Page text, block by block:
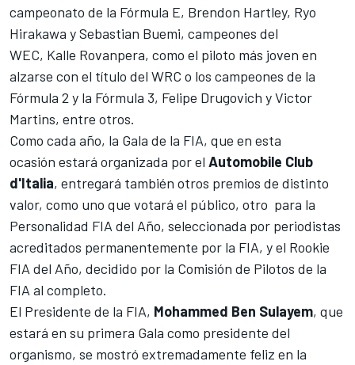
campeonato de la Fórmula E, Brendon Hartley, Ryo
Hirakawa y Sebastian Buemi, campeones del
WEC, Kalle Rovanpera, como el piloto más joven en
alzarse con el título del WRC o los campeones de la
Fórmula 2 y la Fórmula 3, Felipe Drugovich y Victor
Martins, entre otros.
Como cada año, la Gala de la FIA, que en esta
ocasión estará organizada por el Automobile Club
d'Italia, entregará también otros premios de distinto
valor, como uno que votará el público, otro para la
Personalidad FIA del Año, seleccionada por periodistas
acreditados permanentemente por la FIA, y el Rookie
FIA del Año, decidido por la Comisión de Pilotos de la
FIA al completo.
El Presidente de la FIA, Mohammed Ben Sulayem, que
estará en su primera Gala como presidente del
organismo, se mostró extremadamente feliz en la